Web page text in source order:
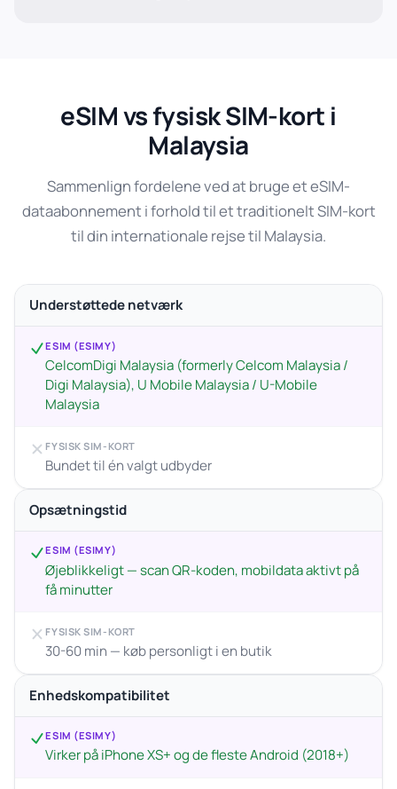
eSIM vs fysisk SIM-kort i
Malaysia
Sammenlign fordelene ved at bruge et eSIM-
dataabonnement i forhold til et traditionelt SIM-kort
til din internationale rejse til Malaysia.
Understøttede netværk
ESIM (ESIMY)
CelcomDigi Malaysia (formerly Celcom Malaysia /
Digi Malaysia), U Mobile Malaysia / U-Mobile
Malaysia
FYSISK SIM-KORT
Bundet til én valgt udbyder
Opsætningstid
ESIM (ESIMY)
Øjeblikkeligt — scan QR-koden, mobildata aktivt på
få minutter
FYSISK SIM-KORT
30-60 min — køb personligt i en butik
Enhedskompatibilitet
ESIM (ESIMY)
Virker på iPhone XS+ og de fleste Android (2018+)